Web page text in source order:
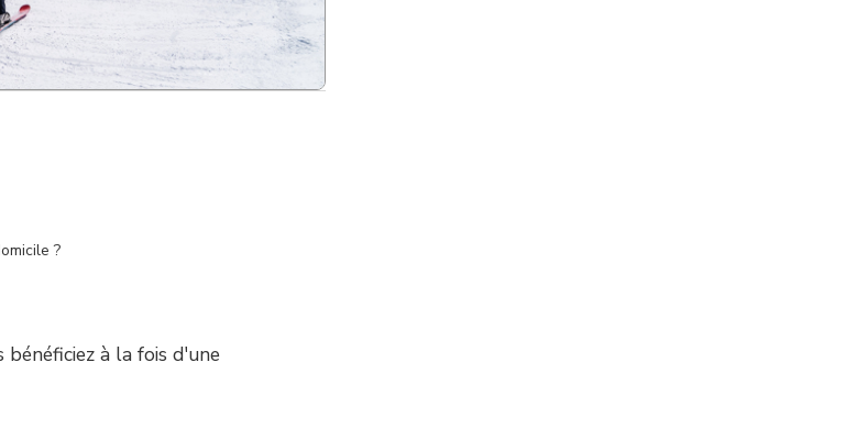
?
bénéficiez à la fois d'une